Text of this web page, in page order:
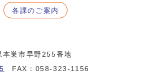
各課のご案内
巣市早野255番地
FAX：058-323-1156